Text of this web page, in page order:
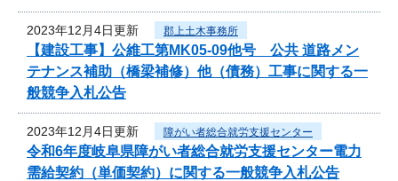
2023年12月4日更新 郡上土木事務所
【建設工事】公維工第MK05-09他号 公共 道路メン
テナンス補助（橋梁補修）他（債務）工事に関する一
般競争入札公告
2023年12月4日更新 障がい者総合就労支援センター
令和6年度岐阜県障がい者総合就労支援センター電力
需給契約（単価契約）に関する一般競争入札公告